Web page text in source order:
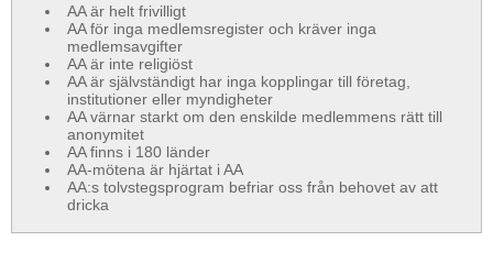
AA är helt frivilligt
AA för inga medlemsregister och kräver inga
medlemsavgifter
AA är inte religiöst
AA är självständigt har inga kopplingar till företag,
institutioner eller myndigheter
AA värnar starkt om den enskilde medlemmens rätt till
anonymitet
AA finns i 180 länder
AA-mötena är hjärtat i AA
AA:s tolvstegsprogram befriar oss från behovet av att
dricka